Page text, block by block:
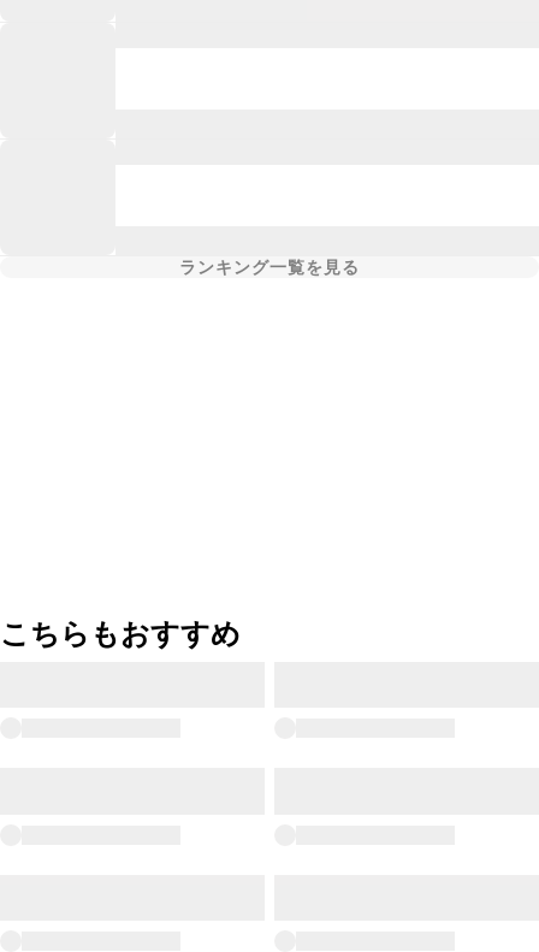
ランキング一覧を見る
こちらもおすすめ